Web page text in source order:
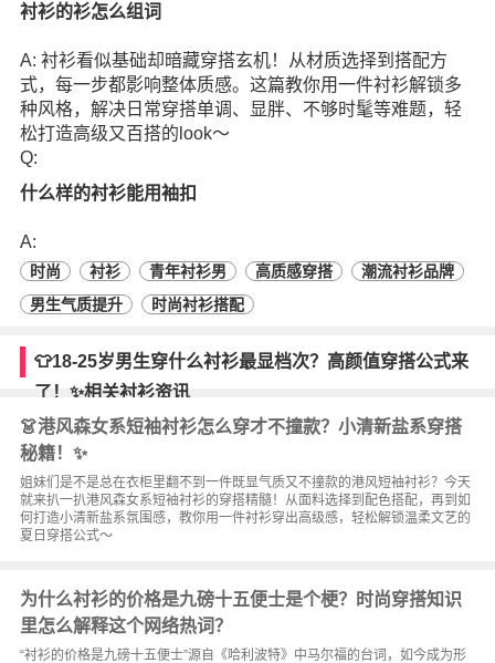
衬衫的衫怎么组词
A: 衬衫看似基础却暗藏穿搭玄机！从材质选择到搭配方
式，每一步都影响整体质感。这篇教你用一件衬衫解锁多
种风格，解决日常穿搭单调、显胖、不够时髦等难题，轻
松打造高级又百搭的look～
Q:
什么样的衬衫能用袖扣
A:
时尚 衬衫 青年衬衫男 高质感穿搭
潮流衬衫品牌
男生气质提升
时尚衬衫搭配
👕18-25岁男生穿什么衬衫最显档次？高颜值穿搭公式来
了！✨相关衬衫资讯
👗港风森女系短袖衬衫怎么穿才不撞款？小清新盐系穿搭
秘籍！✨
姐妹们是不是总在衣柜里翻不到一件既显气质又不撞款的港风短袖衬衫？今天
就来扒一扒港风森女系短袖衬衫的穿搭精髓！从面料选择到配色搭配，再到如
何打造小清新盐系氛围感，教你用一件衬衫穿出高级感，轻松解锁温柔文艺的
夏日穿搭公式～
为什么衬衫的价格是九磅十五便士是个梗？时尚穿搭知识
里怎么解释这个网络热词？
“衬衫的价格是九磅十五便士”源自《哈利波特》中马尔福的台词，如今成为形